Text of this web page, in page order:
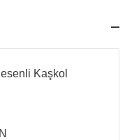
Kaşkol